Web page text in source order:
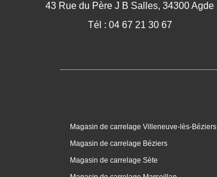
43 Rue du Père J B Salles, 34300 Agde
Tél : 04 67 21 30 67
Magasin de carrelage Villeneuve-lès-Béziers
Magasin de carrelage Béziers
Magasin de carrelage Sète